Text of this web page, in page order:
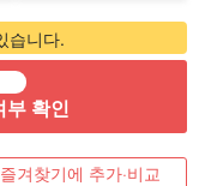
습니다.
부 확인
즐겨찾기에 추가·비교